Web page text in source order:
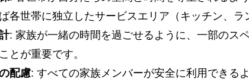
各世帯に独立したサービスエリア（キッチン、ラ
: 家族が一緒の時間を過ごせるように、一部のス
とが重要です。
配慮: すべての家族メンバーが安全に利用できる